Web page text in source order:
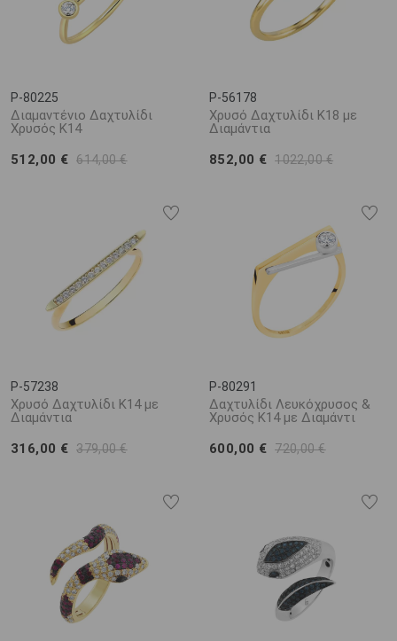
P-80225
Διαμαντένιο Δαχτυλίδι
Χρυσός K14
512,00 € 614,00 €
P-56178
Χρυσό Δαχτυλίδι Κ18 με
Διαμάντια
852,00 € 1022,00 €
P-57238
Χρυσό Δαχτυλίδι Κ14 με
Διαμάντια
316,00 € 379,00 €
P-80291
Δαχτυλίδι Λευκόχρυσος &
Χρυσός Κ14 με Διαμάντι
600,00 € 720,00 €